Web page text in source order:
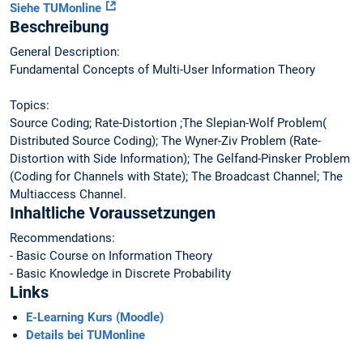
Siehe TUMonline
Beschreibung
General Description:
Fundamental Concepts of Multi-User Information Theory
Topics:
Source Coding; Rate-Distortion ;The Slepian-Wolf Problem(
Distributed Source Coding); The Wyner-Ziv Problem (Rate-
Distortion with Side Information); The Gelfand-Pinsker Problem
(Coding for Channels with State); The Broadcast Channel; The
Multiaccess Channel.
Inhaltliche Voraussetzungen
Recommendations:
- Basic Course on Information Theory
- Basic Knowledge in Discrete Probability
Links
E-Learning Kurs (Moodle)
Details bei TUMonline